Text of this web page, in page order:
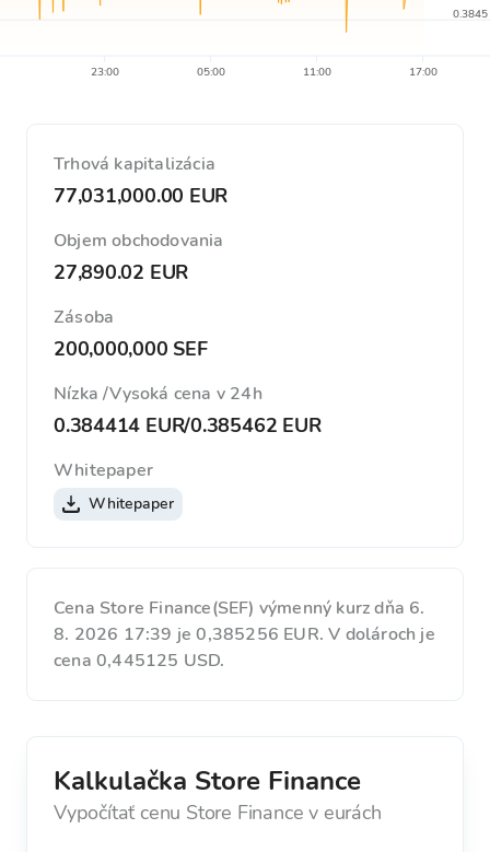
23:00 05:00 11:00 17:00
0.3845
Trhová kapitalizácia
77,031,000.00 EUR
Objem obchodovania
27,890.02 EUR
Zásoba
200,000,000 SEF
Nízka /Vysoká cena v 24h
0.384414 EUR/0.385462 EUR
Whitepaper
Whitepaper
Cena Store Finance(SEF) výmenný kurz dňa 6.
8. 2026 17:39 je 0,385256 EUR. V dolároch je
cena 0,445125 USD.
Kalkulačka Store Finance
Vypočítať cenu Store Finance v eurách